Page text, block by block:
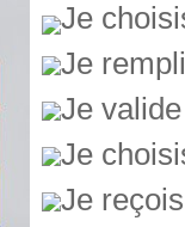
Je
Je
Je
Je
Je